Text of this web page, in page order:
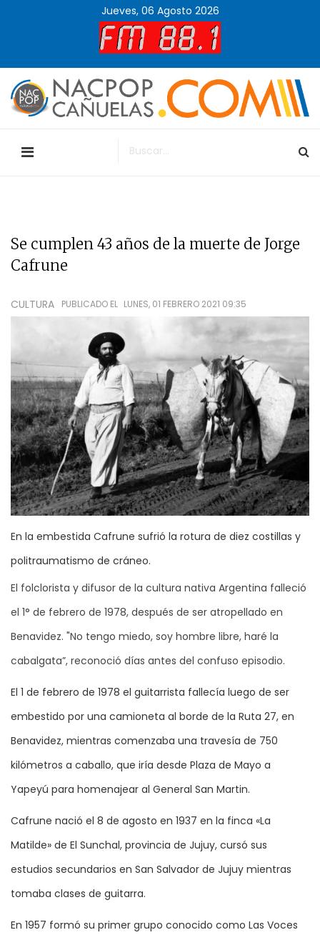
Jueves, 06 Agosto 2026
Se cumplen 43 años de la muerte de Jorge
Cafrune
CULTURA PUBLICADO EL LUNES, 01 FEBRERO 2021 09:35
En la embestida Cafrune sufrió la rotura de diez costillas y
politraumatismo de cráneo.
El folclorista y difusor de la cultura nativa Argentina falleció
el 1° de febrero de 1978, después de ser atropellado en
Benavidez. "No tengo miedo, soy hombre libre, haré la
cabalgata”, reconoció días antes del confuso episodio.
El 1 de febrero de 1978 el guitarrista fallecía luego de ser
embestido por una camioneta al borde de la Ruta 27, en
Benavidez, mientras comenzaba una travesía de 750
kilómetros a caballo, que iría desde Plaza de Mayo a
Yapeyú para homenajear al General San Martin.
Cafrune nació el 8 de agosto en 1937 en la finca «La
Matilde» de El Sunchal, provincia de Jujuy, cursó sus
estudios secundarios en San Salvador de Jujuy mientras
tomaba clases de guitarra.
En 1957 formó su primer grupo conocido como Las Voces